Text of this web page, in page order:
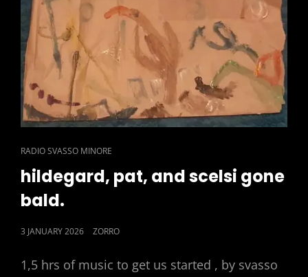
CAT
LINKS
RADIO SVASSO MINORE
hildegard, pat, and scelsi gone
bald.
POSTED
3 JANUARY 2026 ZORRO
1,5 hrs of music to get us started , by svasso